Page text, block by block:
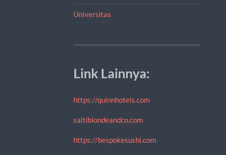
Universitas
Link Lainnya:
https://quinnhotels.com
saltiblondeandco.com
https://bespokesushi.com